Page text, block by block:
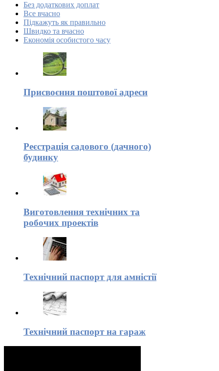
Без додаткових доплат
Все вчасно
Підкажуть як правильно
Швидко та вчасно
Економія особистого часу
Присвоєння поштової адреси
Реєстрація садового (дачного)
будинку
Виготовлення технічних та
робочих проектів
Технічний паспорт для амністії
Технічний паспорт на гараж